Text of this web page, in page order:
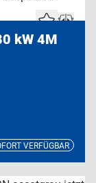
kW 4M
VERFÜGBAR